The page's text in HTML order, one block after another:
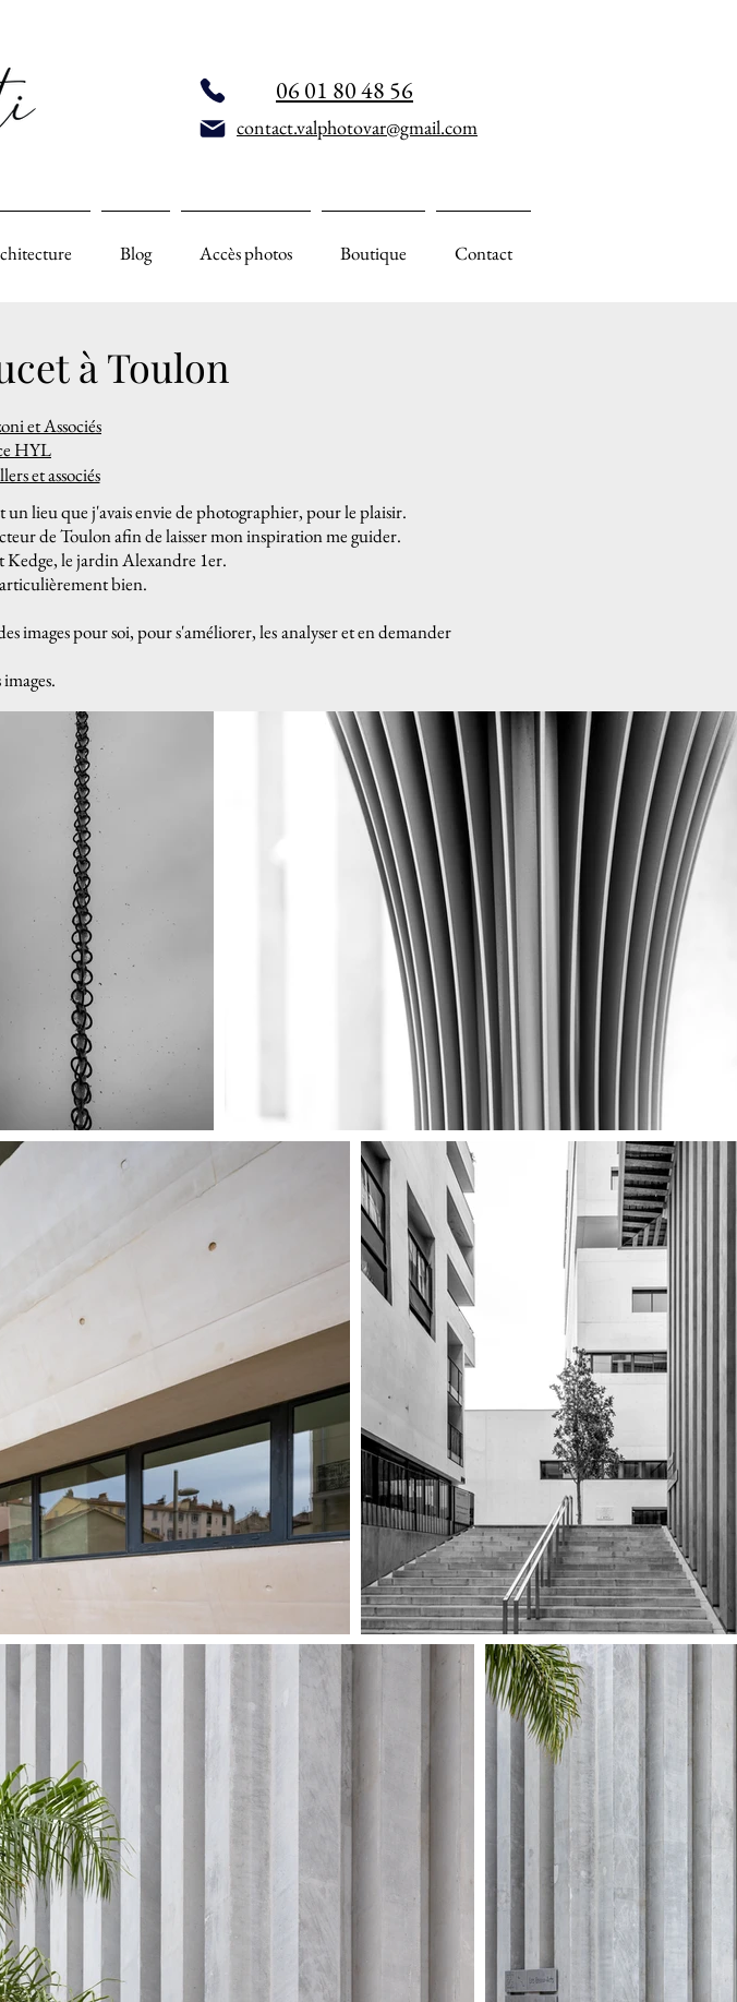
06 01 80 48 56
contact.valphotovar@gmail.com
Blog Accès photos Boutique Contact
à Toulon
et Associés
lieu que j'avais envie de photographier, pour le plaisir.
de Toulon afin de laisser mon inspiration me guider.
le jardin Alexandre 1er.
bien.
images pour soi, pour s'améliorer, les analyser et en demander
HYL
et associés